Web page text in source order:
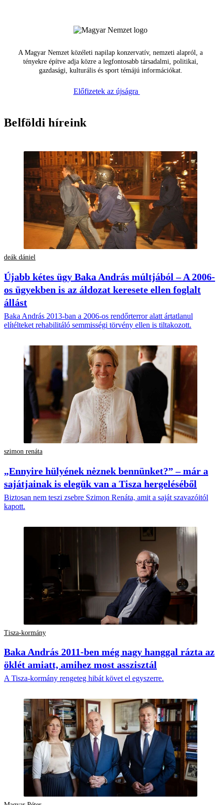
A Magyar Nemzet közéleti napilap konzervatív, nemzeti alapról, a
tényekre építve adja közre a legfontosabb társadalmi, politikai,
gazdasági, kulturális és sport témájú információkat.
Előfizetek az újságra
Belföldi híreink
deák dániel
Újabb kétes ügy Baka András múltjából – A 2006-
os ügyekben is az áldozat keresete ellen foglalt
állást
Baka András 2013-ban a 2006-os rendőrterror alatt ártatlanul
elítélteket rehabilitáló semmisségi törvény ellen is tiltakozott.
szimon renáta
„Ennyire hülyének nėznek bennünket?” – már a
sajátjainak is elegük van a Tisza hergeléséből
Biztosan nem teszi zsebre Szimon Renáta, amit a saját szavazóitól
kapott.
Tisza-kormány
Baka András 2011-ben még nagy hanggal rázta az
öklét amiatt, amihez most asszisztál
A Tisza-kormány rengeteg hibát követ el egyszerre.